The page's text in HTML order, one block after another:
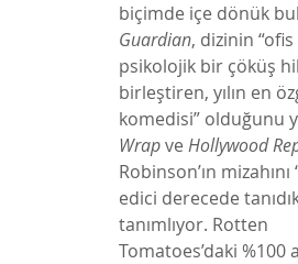
biçimde içe dönük
Guardian, dizinin “ofis
psikolojik bir çöküş
birleştiren, yılın en
komedisi” olduğunu
Wrap ve Hollywood
Robinson’ın mizahını
edici derecede
tanımlıyor. Rotten
Tomatoes’daki %100